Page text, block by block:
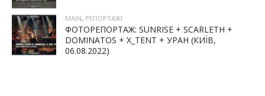
MAIN, РЕПОРТАЖІ
ФОТОРЕПОРТАЖ: SUNRISE + SCARLETH +
DOMINATOS + X_TENT + УРАН (КИЇВ,
06.08.2022)